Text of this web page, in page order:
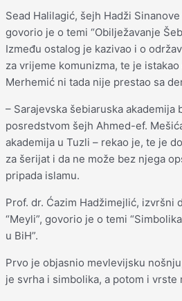
Sead Halilagić, šejh Hadži
govorio je o temi “Obilježavanje
Između ostalog je kazivao i o
za vrijeme komunizma, te je istakao
Merhemić ni tada nije prestao sa
– Sarajevska šebiaruska akademija
posredstvom šejh Ahmed-ef.
akademija u Tuzli – rekao je, te je
za šerijat i da ne može bez njega
pripada islamu.
Prof. dr. Ćazim Hadžimejlić, izvršni
“Meyli”, govorio je o temi
u BiH”.
Prvo je objasnio mevlevijsku
je svrha i simbolika, a potom i vrste